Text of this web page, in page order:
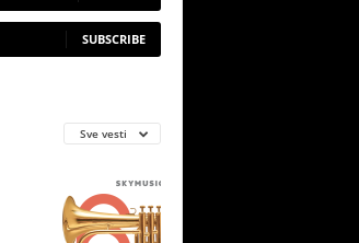
SUBSCRIBE
Sve vesti